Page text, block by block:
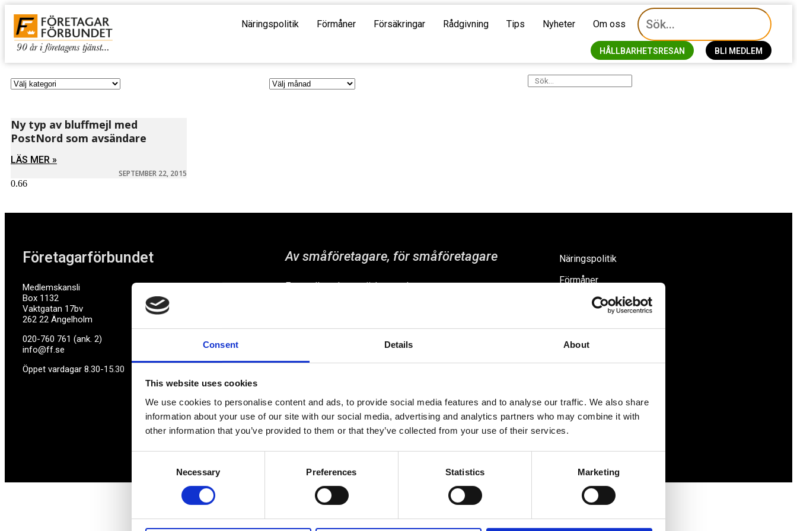
Consent Details About
This website uses cookies
We use cookies to personalise content and ads, to provide social media features and to analyse our traffic. We also share
information about your use of our site with our social media, advertising and analytics partners who may combine it with
other information that you’ve provided to them or that they’ve collected from your use of their services.
Necessary Preferences Statistics Marketing
Näringspolitik Förmåner Försäkringar Rådgivning Tips Nyheter Om oss
HÅLLBARHETSRESAN BLI MEDLEM
Ny typ av bluffmejl med
PostNord som avsändare
LÄS MER »
SEPTEMBER 22, 2015
Företagarförbundet
Medlemskansli
Box 1132
Vaktgatan 17bv
262 22 Ängelholm
020-760 761 (ank. 2)
info@ff.se
Öppet vardagar 8.30-15.30
Av småföretagare, för småföretagare
Ett medlemskap späckat med
soloföretagare och små företag med företagaren i
fokus. Vi är själva småföretagare och vet hur
Näringspolitik
Förmåner
Försäkringar
Tips
Nyheter